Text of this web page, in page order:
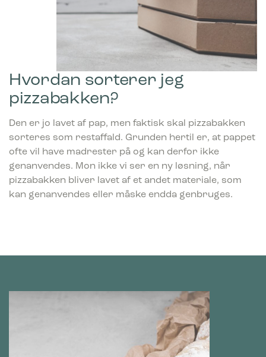
Hvordan sorterer jeg
pizzabakken?
Den er jo lavet af pap, men faktisk skal pizzabakken
sorteres som restaffald. Grunden hertil er, at pappet
ofte vil have madrester på og kan derfor ikke
genanvendes. Mon ikke vi ser en ny løsning, når
pizzabakken bliver lavet af et andet materiale, som
kan genanvendes eller måske endda genbruges.